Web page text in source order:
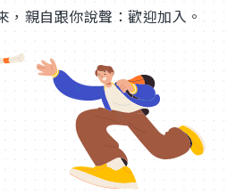
，親自跟你說聲：歡迎加入。